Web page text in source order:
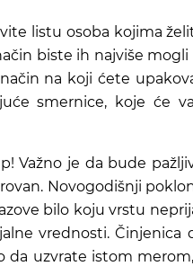
listu osoba kojima
biste ih najviše mogli
na koji ćete
smernice, koje će
Važno je da bude
Novogodišnji
bilo koju vrstu
vrednosti. Činjenica
da uzvrate istom